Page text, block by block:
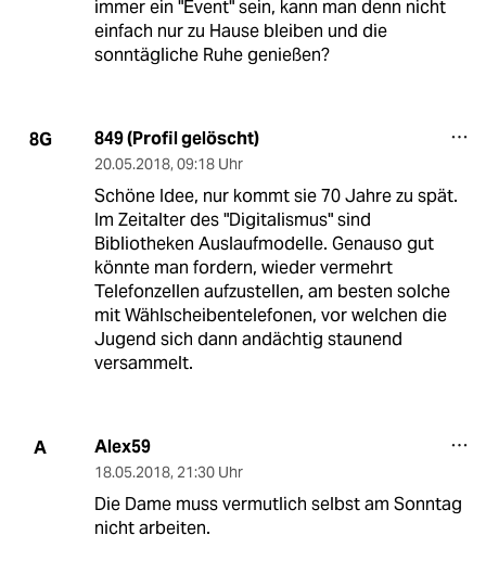
immer ein "Event" sein, kann man denn nicht
einfach nur zu Hause bleiben und die
sonntägliche Ruhe genießen?
8G 849 (Profil gelöscht)
20.05.2018, 09:18 Uhr
Schöne Idee, nur kommt sie 70 Jahre zu spät.
Im Zeitalter des "Digitalismus" sind
Bibliotheken Auslaufmodelle. Genauso gut
könnte man fordern, wieder vermehrt
Telefonzellen aufzustellen, am besten solche
mit Wählscheibentelefonen, vor welchen die
Jugend sich dann andächtig staunend
versammelt.
A Alex59
18.05.2018, 21:30 Uhr
Die Dame muss vermutlich selbst am Sonntag
nicht arbeiten.